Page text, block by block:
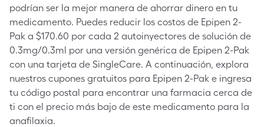
podrían ser la mejor manera de ahorrar dinero en tu
medicamento. Puedes reducir los costos de Epipen 2-
Pak a $170.60 por cada 2 autoinyectores de solución de
0.3mg/0.3ml por una versión genérica de Epipen 2-Pak
con una tarjeta de SingleCare. A continuación, explora
nuestros cupones gratuitos para Epipen 2-Pak e ingresa
tu código postal para encontrar una farmacia cerca de
ti con el precio más bajo de este medicamento para la
anafilaxia.